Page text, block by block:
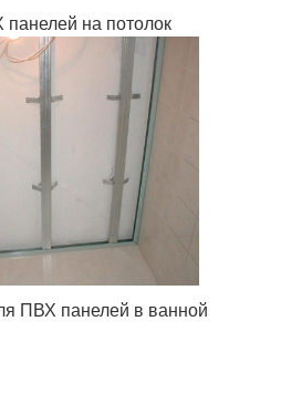
на потолок
ПВХ панелей в ванной